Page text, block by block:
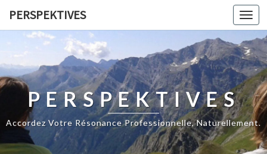
PERSPEKTIVES
PERSPEKTIVES
Accordez Votre Résonance Professionnelle, Naturellement.